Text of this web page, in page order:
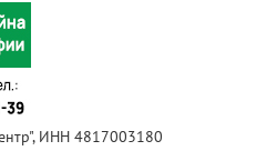
ИНН 4817003180